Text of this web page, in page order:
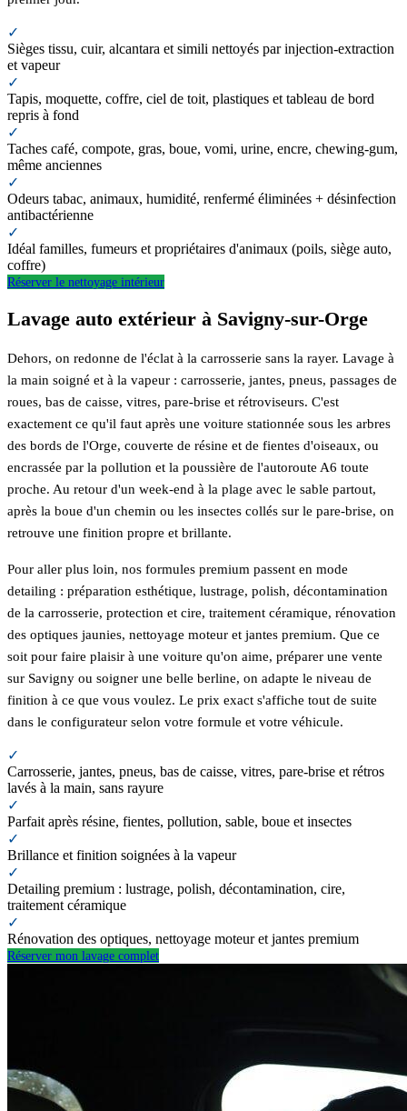
✓
Sièges tissu, cuir, alcantara et simili nettoyés par injection-extraction
et vapeur
✓
Tapis, moquette, coffre, ciel de toit, plastiques et tableau de bord
repris à fond
✓
Taches café, compote, gras, boue, vomi, urine, encre, chewing-gum,
même anciennes
✓
Odeurs tabac, animaux, humidité, renfermé éliminées + désinfection
antibactérienne
✓
Idéal familles, fumeurs et propriétaires d'animaux (poils, siège auto,
coffre)
Réserver le nettoyage intérieur
Lavage auto extérieur à Savigny-sur-Orge
Dehors, on redonne de l'éclat à la carrosserie sans la rayer. Lavage à
la main soigné et à la vapeur : carrosserie, jantes, pneus, passages de
roues, bas de caisse, vitres, pare-brise et rétroviseurs. C'est
exactement ce qu'il faut après une voiture stationnée sous les arbres
des bords de l'Orge, couverte de résine et de fientes d'oiseaux, ou
encrassée par la pollution et la poussière de l'autoroute A6 toute
proche. Au retour d'un week-end à la plage avec le sable partout,
après la boue d'un chemin ou les insectes collés sur le pare-brise, on
retrouve une finition propre et brillante.
Pour aller plus loin, nos formules premium passent en mode
detailing : préparation esthétique, lustrage, polish, décontamination
de la carrosserie, protection et cire, traitement céramique, rénovation
des optiques jaunies, nettoyage moteur et jantes premium. Que ce
soit pour faire plaisir à une voiture qu'on aime, préparer une vente
sur Savigny ou soigner une belle berline, on adapte le niveau de
finition à ce que vous voulez. Le prix exact s'affiche tout de suite
dans le configurateur selon votre formule et votre véhicule.
✓
Carrosserie, jantes, pneus, bas de caisse, vitres, pare-brise et rétros
lavés à la main, sans rayure
✓
Parfait après résine, fientes, pollution, sable, boue et insectes
✓
Brillance et finition soignées à la vapeur
✓
Detailing premium : lustrage, polish, décontamination, cire,
traitement céramique
✓
Rénovation des optiques, nettoyage moteur et jantes premium
Réserver mon lavage complet